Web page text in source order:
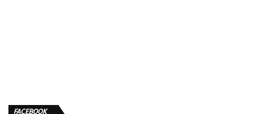
FACEBOOK